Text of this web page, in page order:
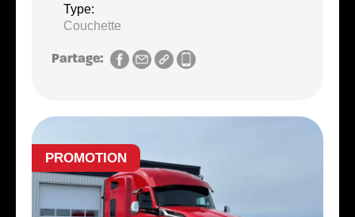
Type:
Couchette
Partage:
PROMOTION